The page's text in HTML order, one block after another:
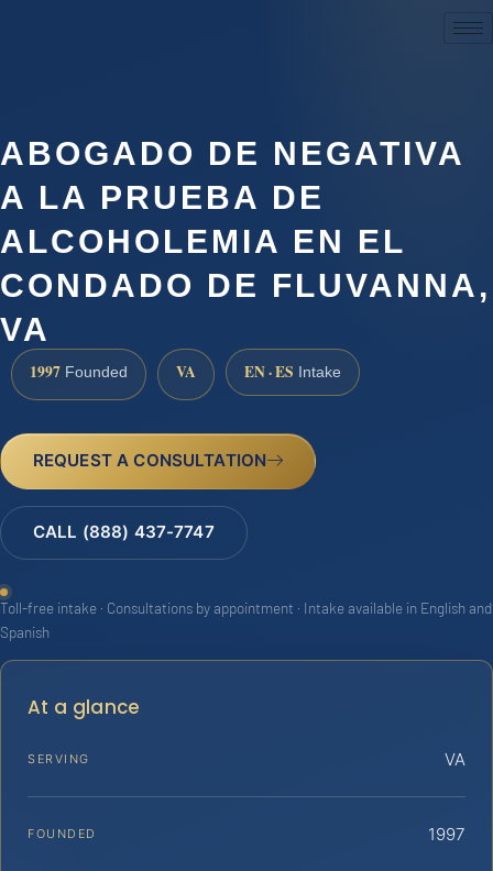
ABOGADO DE NEGATIVA
A LA PRUEBA DE
ALCOHOLEMIA EN EL
CONDADO DE FLUVANNA,
VA
1997 Founded VA EN · ES Intake
REQUEST A CONSULTATION
CALL (888) 437-7747
Toll-free intake · Consultations by appointment · Intake available in English and
Spanish
At a glance
SERVING VA
FOUNDED 1997